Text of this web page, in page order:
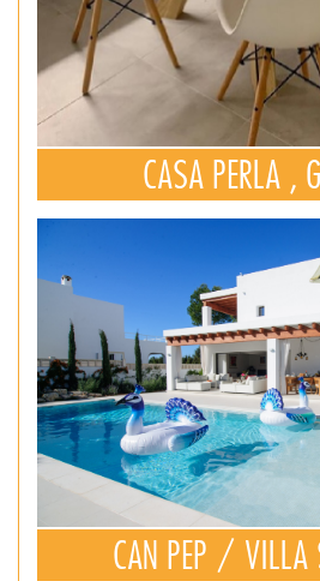
CASA PERLA ,
CAN PEP / VILLA